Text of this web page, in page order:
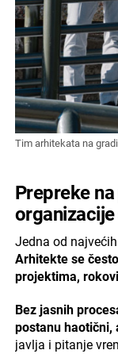
Tim arhitekata na
Prepreke
Jedna od
Arhitekte se
projektima,
Bez jasnih
postanu haotični,
javlja i pitanje